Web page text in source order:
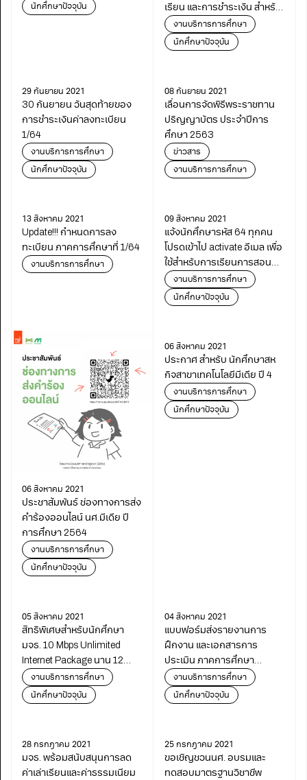
นักศึกษาปัจจุบัน
เรียน และการชำระเงิน สำหรับ
นักศึกษาใหม่และนักศึกษา
ปัจจุบัน
งานบริการการศึกษา
นักศึกษาปัจจุบัน
29 กันยายน 2021
30 กันยายน วันสุดท้ายของ
การชำระเงินค่าลงทะเบียน
1/64
งานบริการการศึกษา
นักศึกษาปัจจุบัน
08 กันยายน 2021
เลื่อนการจัดพิธีพระราชทาน
ปริญญาบัตร ประจำปีการ
ศึกษา 2563
ข่าวสาร
งานบริการการศึกษา
13 สิงหาคม 2021
Update!!! กำหนดการลง
ทะเบียน ภาคการศึกษาที่ 1/64
งานบริการการศึกษา
09 สิงหาคม 2021
แจ้งนักศึกษารหัส 64 ทุกคน
โปรดเข้าไป activate อีเมล เพื่อ
ใช้สำหรับการเรียนการสอน
และการใช้งานต่าง ๆ
งานบริการการศึกษา
นักศึกษาปัจจุบัน
06 สิงหาคม 2021
ประชาสัมพันธ์ ช่องทางการส่ง
คำร้องออนไลน์ นศ.มีเดีย ปี
การศึกษา 2564
งานบริการการศึกษา
นักศึกษาปัจจุบัน
06 สิงหาคม 2021
ประกาศ สำหรับ นักศึกษาสห
กิจสาขาเทคโนโลยีมีเดีย ปี 4
งานบริการการศึกษา
นักศึกษาปัจจุบัน
05 สิงหาคม 2021
สิทธิพิเศษสำหรับนักศึกษา
มจธ. 10 Mbps Unlimited
Internet Package นาน 12
เดือน พร้อมโทรในเครือข่าย
ฟรี
งานบริการการศึกษา
นักศึกษาปัจจุบัน
04 สิงหาคม 2021
แบบฟอร์มส่งรายงานการ
ฝึกงาน และเอกสารการ
ประเมิน ภาคการศึกษา
S/2563
งานบริการการศึกษา
นักศึกษาปัจจุบัน
28 กรกฎาคม 2021
มจธ. พร้อมสนับสนุนการลด
ค่าเล่าเรียนและค่าธรรมเนียม
25 กรกฎาคม 2021
ขอเชิญชวนนศ. อบรมและ
ทดสอบมาตรฐานวิชาชีพ